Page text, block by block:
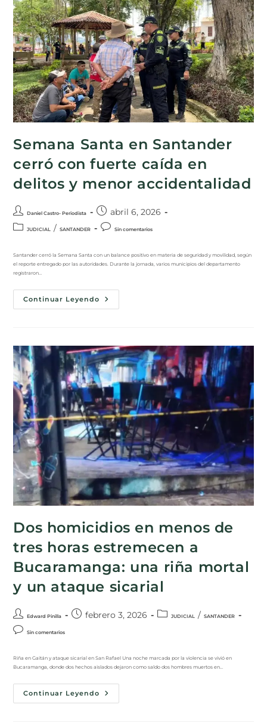
Semana Santa en Santander
cerró con fuerte caída en
delitos y menor accidentalidad
Daniel Castro- Periodista abril 6, 2026
JUDICIAL / SANTANDER Sin comentarios
Santander cerró la Semana Santa con un balance positivo en materia de seguridad y movilidad, según
el reporte entregado por las autoridades. Durante la jornada, varios municipios del departamento
registraron…
Continuar Leyendo
Dos homicidios en menos de
tres horas estremecen a
Bucaramanga: una riña mortal
y un ataque sicarial
Edward Pinilla febrero 3, 2026 JUDICIAL / SANTANDER
Sin comentarios
Riña en Gaitán y ataque sicarial en San Rafael Una noche marcada por la violencia se vivió en
Bucaramanga, donde dos hechos aislados dejaron como saldo dos hombres muertos en…
Continuar Leyendo